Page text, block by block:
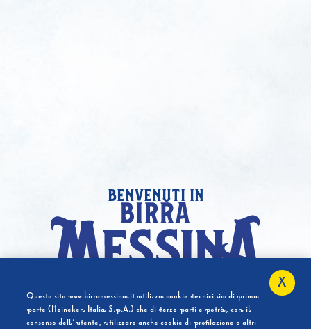
benvenuti in
Hai compiuto 18 Anni?
Questo sito www.birramessina.it utilizza cookie tecnici sia di prima
parte (Heineken Italia S.p.A.) che di terze parti e potrà, con il
consenso dell’utente, utilizzare anche cookie di profilazione o altri
X